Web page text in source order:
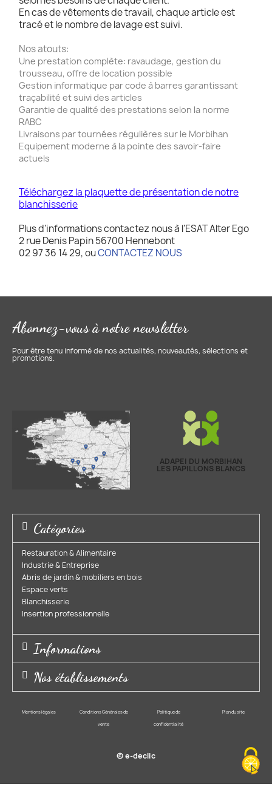
En cas de vêtements de travail, chaque article est
tracé et le nombre de lavage est suivi.
Nos atouts:
Une prestation complète: ravaudage, gestion du
trousseau, offre de location possible
Gestion informatique par code à barres garantissant
traçabilité et suivi des articles
Garantie de qualité des prestations selon la norme
RABC
Livraisons par tournées régulières sur le Morbihan
Equipement moderne à la pointe des savoir-faire
actuels
Téléchargez la plaquette de présentation de notre
blanchisserie
Plus d'informations contactez nous à l'ESAT Alter Ego
2 rue Denis Papin 56700 Hennebont
02 97 36 14 29, ouCONTACTEZ NOUS
Abonnez-vous à notre newsletter
Pour être tenu informé de nos actualités, nouveautés, sélections et
promotions.
ADAPEI DU MORBIHAN
LES PAPILLONS BLANCS
Catégories
Restauration & Alimentaire
Industrie & Entreprise​
Abris de jardin & mobiliers en bois​
Espace verts​
Blanchisserie​
Insertion professionnelle​
Informations
Nos établissements
Mentions légales Conditions Générales de
vente
Politique de
confidentialité
Plan du site
© e-declic